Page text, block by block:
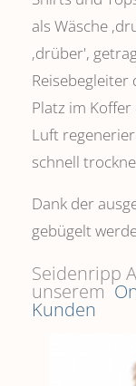
als Wäsche
‚drüber',
Reisebegleiter
Platz im
Luft
schnell
Dank der
gebügelt
Seidenripp
unserem
Kunden